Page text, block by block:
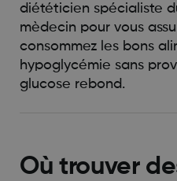
diététicien spécialiste
mèdecin pour vous
consommez les bons
hypoglycémie sans
glucose rebond.
Où trouver